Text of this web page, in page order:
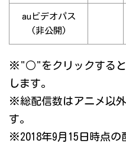
auビデオパス
(非公開)
※"○"をクリックすると
します。
※総配信数はアニメ以
す。
※2018年9月15日時点の